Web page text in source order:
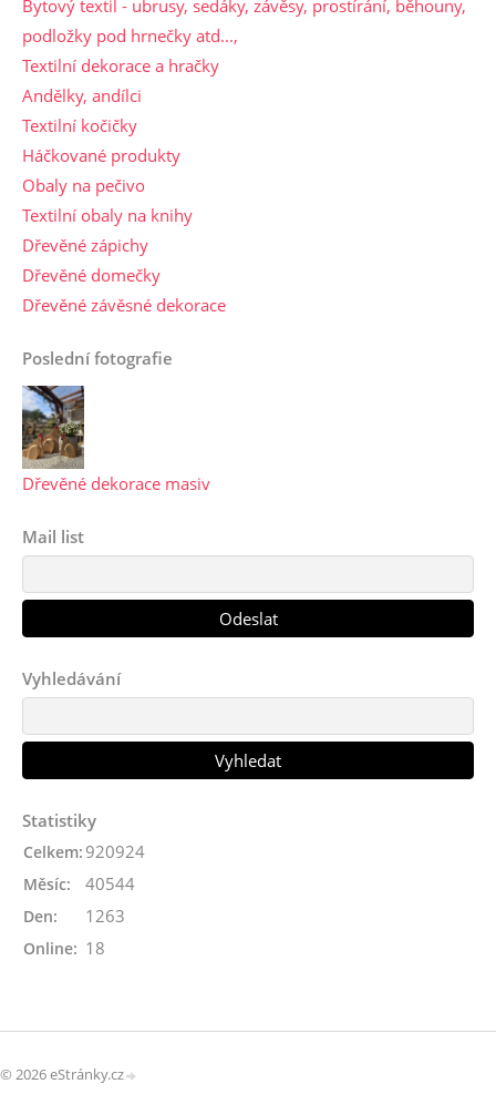
Bytový textil - ubrusy, sedáky, závěsy, prostírání, běhouny,
podložky pod hrnečky atd...,
Textilní dekorace a hračky
Andělky, andílci
Textilní kočičky
Háčkované produkty
Obaly na pečivo
Textilní obaly na knihy
Dřevěné zápichy
Dřevěné domečky
Dřevěné závěsné dekorace
Poslední fotografie
Dřevěné dekorace masiv
Mail list
Vyhledávání
Statistiky
Online: 18
Celkem: 920924
Měsíc: 40544
Den: 1263
© 2026 eStránky.cz